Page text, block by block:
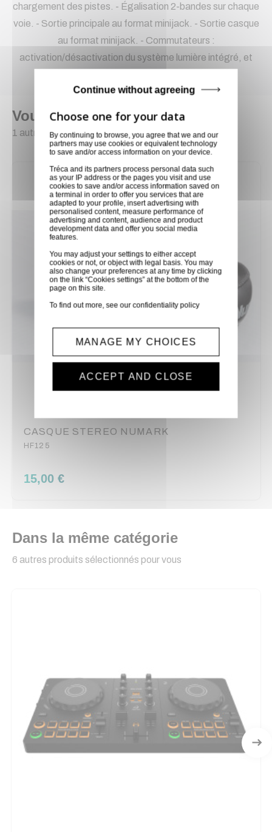
chargement des pistes. - Égalisation 2-bandes sur chaque
voie. - Sortie principale au format minijack. - Sortie casque
au format minijack. - Commutateurs :
activation/désactivation du système lumière intégré, et
Vous pourriez aussi aimer
1 autres produits sélectionnés pour vous
CASQUE STEREO NUMARK
HF125
15,00 €
Dans la même catégorie
6 autres produits sélectionnés pour vous
By continuing to browse, you agree that we and our
partners may use cookies or equivalent technology
to save and/or access information on your device.
Tréca and its partners process personal data such
as your IP address or the pages you visit and use
cookies to save and/or access information saved on
a terminal in order to offer you services that are
adapted to your profile, insert advertising with
personalised content, measure performance of
advertising and content, audience and product
development data and offer you social media
features.
You may adjust your settings to either accept
cookies or not, or object with legal basis. You may
also change your preferences at any time by clicking
on the link “Cookies settings” at the bottom of the
page on this site.
To find out more, see ourconfidentiality policy
Continue without agreeing
MANAGE MY CHOICES
ACCEPT AND CLOSE